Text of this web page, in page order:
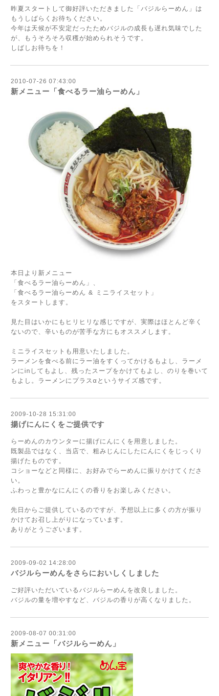
昨夏スタートして御好評いただきました「バジルらーめん」は
もうしばらくお待ちください。
今年は天候が不安定だったためバジルの成長も遅れ気味でした
が、もうそろそろ収穫が始められそうです。
しばしお待ちを！
2010-07-26 07:43:00
新メニュー「食べるラー油らーめん」
本日より新メニュー
「食べるラー油らーめん」、
「食べるラー油らーめん & ミニライスセット」
をスタートします。
見た目はいかにもヒリヒリな感じですが、実際はほとんど辛く
ないので、辛いものが苦手な方にもオススメします。
ミニライスセットも用意いたしました。
ラーメンを食べる前にラー油をすくってかけるもよし、ラーメ
ンにinしてもよし、残ったスープをかけてもよし、のりを巻いて
もよし。ラーメンにプラスαというサイズ感です。
2009-10-28 15:31:00
揚げにんにくをご提供です
らーめんのカウンターに揚げにんにくを用意しました。
既製品ではなく、当店で、粗みじんにしたにんにくをじっくり
揚げたものです。
コショーなどと同様に、お好みでらーめんに振りかけてくださ
い。
ふわっと豊かなにんにくの香りをお楽しみください。
先日からご提供しているのですが、予想以上に多くの方が振り
かけてお召し上がりになっています。
ありがとうございます。
2009-09-02 14:28:00
バジルらーめんをさらにおいしくしました
ご好評いただいているバジルらーめんを改良しました。
バジルの量を増やすなど、バジルの香りが高くなりました。
2009-08-07 00:31:00
新メニュー「バジルらーめん」